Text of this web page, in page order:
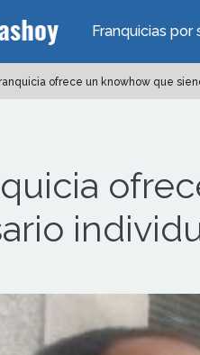
Franquicias por
ofrece un knowhow que